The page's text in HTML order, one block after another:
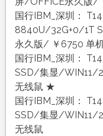
国行IBM_深圳：
8840U/32G+0/1T
永久版/ ￥6750 单
国行IBM_深圳：
SSD/集显/WIN11/
无线鼠 ★
国行IBM_深圳：
SSD/集显/WIN11/
无线鼠